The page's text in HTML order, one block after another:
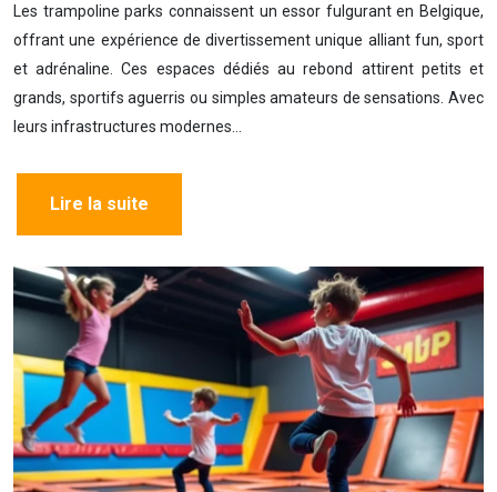
Les trampoline parks connaissent un essor fulgurant en Belgique,
offrant une expérience de divertissement unique alliant fun, sport
et adrénaline. Ces espaces dédiés au rebond attirent petits et
grands, sportifs aguerris ou simples amateurs de sensations. Avec
leurs infrastructures modernes…
Lire la suite